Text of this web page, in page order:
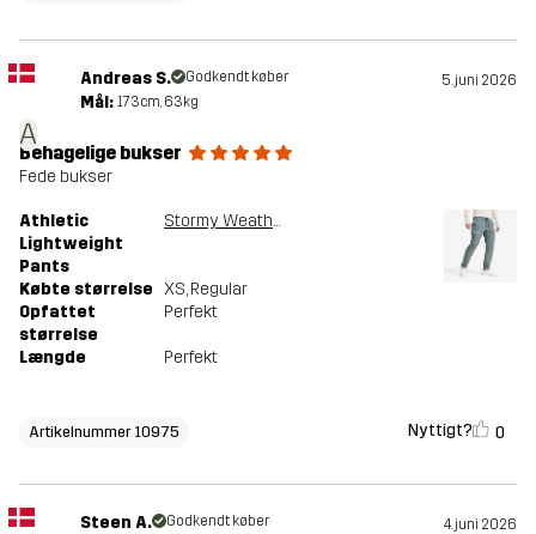
A
Andreas S. Godkendt køber 5. juni 2026
Mål: 173cm, 63kg
Behagelige bukser
Fede bukser
Athletic
Lightweight
Pants
Stormy Weather
Købte størrelse XS, Regular
Opfattet
størrelse
Perfekt
Længde Perfekt
Artikelnummer 10975 Nyttigt? 0
Steen A. Godkendt køber 4. juni 2026